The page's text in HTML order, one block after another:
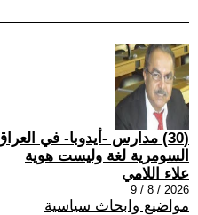
(30) مدارس -أيدوبا- في
السومرية لغة وليست هوية
علاء اللامي
2026 / 8 / 9
مواضيع وابحاث سياسية